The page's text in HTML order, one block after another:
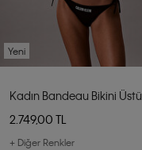
Yeni
Kadın Bandeau Bikini Üstü
2.749,00 TL
+ Diğer Renkler